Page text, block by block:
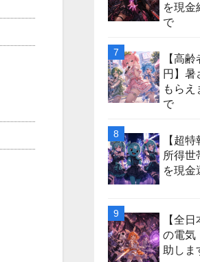
を現金
で
【高
円】暑
もらえ
で
【超
所得世
を現金
【全
の電気
助しま